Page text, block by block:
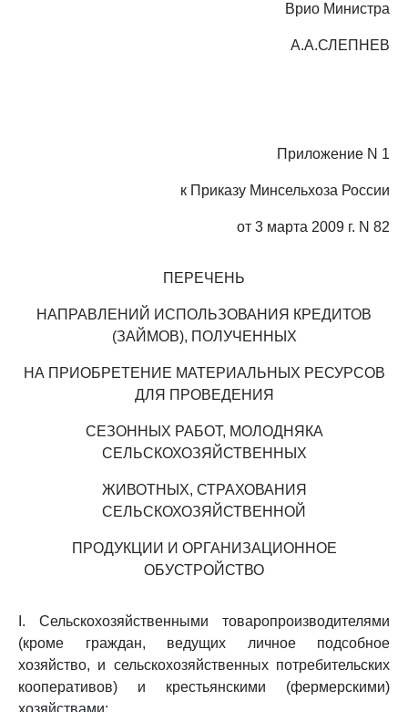
Врио Министра
А.А.СЛЕПНЕВ
Приложение N 1
к Приказу Минсельхоза России
от 3 марта 2009 г. N 82
ПЕРЕЧЕНЬ
НАПРАВЛЕНИЙ ИСПОЛЬЗОВАНИЯ КРЕДИТОВ
(ЗАЙМОВ), ПОЛУЧЕННЫХ
НА ПРИОБРЕТЕНИЕ МАТЕРИАЛЬНЫХ РЕСУРСОВ
ДЛЯ ПРОВЕДЕНИЯ
СЕЗОННЫХ РАБОТ, МОЛОДНЯКА
СЕЛЬСКОХОЗЯЙСТВЕННЫХ
ЖИВОТНЫХ, СТРАХОВАНИЯ
СЕЛЬСКОХОЗЯЙСТВЕННОЙ
ПРОДУКЦИИ И ОРГАНИЗАЦИОННОЕ
ОБУСТРОЙСТВО
I. Сельскохозяйственными товаропроизводителями
(кроме граждан, ведущих личное подсобное
хозяйство, и сельскохозяйственных потребительских
кооперативов) и крестьянскими (фермерскими)
хозяйствами: